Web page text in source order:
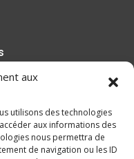
aux
utilisons des technologies
aux informations des
nous permettra de
de navigation ou les ID